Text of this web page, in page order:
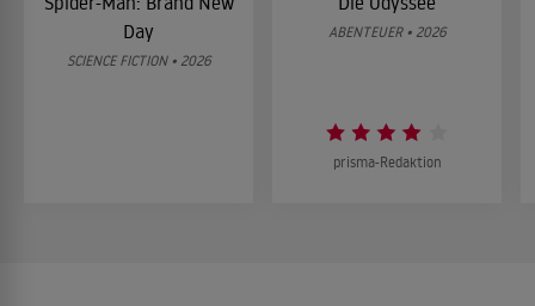
Day
SCIENCE FICTION • 2026
ABENTEUER • 2026
prisma-Redaktion